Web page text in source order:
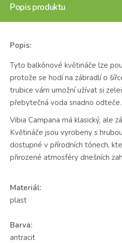
Popis produktu
Popis:
Tyto balkónové květináče lze
protože se hodí na zábradlí o
trubice vám umožní užívat si
přebytečná voda snadno odteče.
Vibia Campana má klasický, ale
Květináče jsou vyrobeny s
dostupné v přírodních tónech,
přirozené atmosféry dnešních
Materiál:
plast
Barva:
antracit